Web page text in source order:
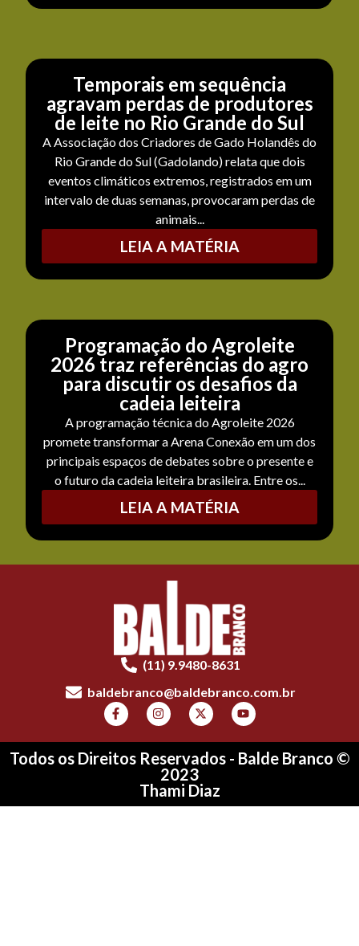
Temporais em sequência
agravam perdas de produtores
de leite no Rio Grande do Sul
A Associação dos Criadores de Gado Holandês do
Rio Grande do Sul (Gadolando) relata que dois
eventos climáticos extremos, registrados em um
intervalo de duas semanas, provocaram perdas de
animais...
LEIA A MATÉRIA
Programação do Agroleite
2026 traz referências do agro
para discutir os desafios da
cadeia leiteira
A programação técnica do Agroleite 2026
promete transformar a Arena Conexão em um dos
principais espaços de debates sobre o presente e
o futuro da cadeia leiteira brasileira. Entre os...
LEIA A MATÉRIA
(11) 9.9480-8631
baldebranco@baldebranco.com.br
Todos os Direitos Reservados - Balde Branco ©
2023
Thami Diaz